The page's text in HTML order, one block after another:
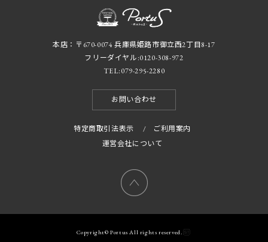
本店：〒670-0074 兵庫県姫路市御立西2丁目8-17
フリーダイヤル:0120-308-972
TEL:079-295-2280
お問い合わせ
特定商取引法表示 /
ご利用案内
運営会社について
Copyright© Portus All rights reserved.